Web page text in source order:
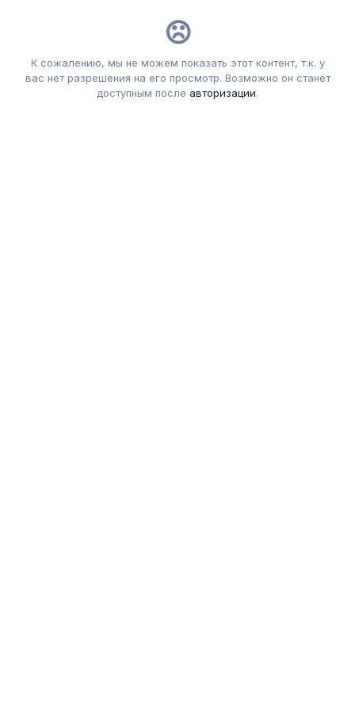
К сожалению, мы не можем показать этот контент, т.к. у
вас нет разрешения на его просмотр. Возможно он станет
доступным после авторизации.